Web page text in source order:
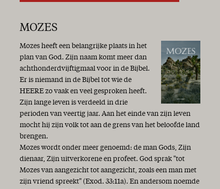
Heil en zegen
MOZES
Mozes heeft een belangrijke plaats in het
plan van God. Zijn naam komt meer dan
achthonderdvijftigmaal voor in de Bijbel.
Er is niemand in de Bijbel tot wie de
HEERE zo vaak en veel gesproken heeft.
Zijn lange leven is verdeeld in drie
perioden van veertig jaar. Aan het einde van zijn leven
mocht hij zijn volk tot aan de grens van het beloofde land
brengen.
Mozes wordt onder meer genoemd: de man Gods, Zijn
dienaar, Zijn uitverkorene en profeet. God sprak "tot
Mozes van aangezicht tot aangezicht, zoals een man met
zijn vriend spreekt" (Exod. 33:11a). En andersom noemde